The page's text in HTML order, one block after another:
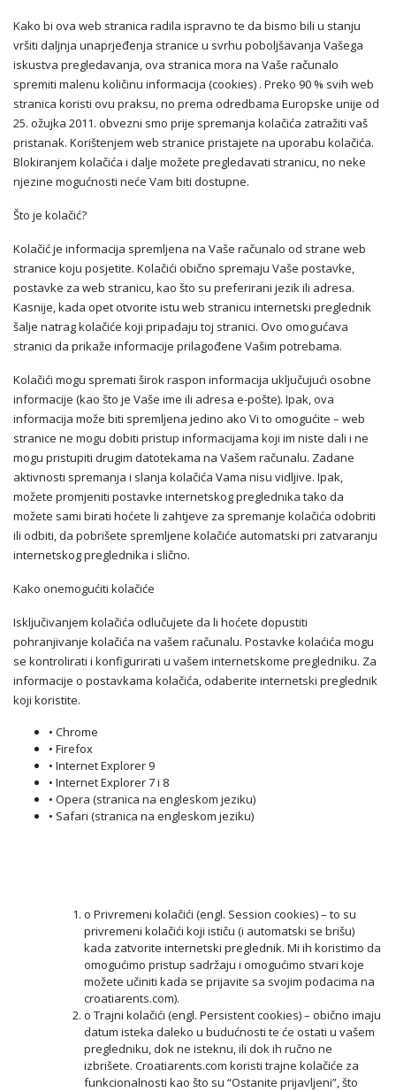
Kako bi ova web stranica radila ispravno te da bismo bili u stanju
vršiti daljnja unaprjeđenja stranice u svrhu poboljšavanja Vašega
iskustva pregledavanja, ova stranica mora na Vaše računalo
spremiti malenu količinu informacija (cookies) . Preko 90 % svih web
stranica koristi ovu praksu, no prema odredbama Europske unije od
25. ožujka 2011. obvezni smo prije spremanja kolačića zatražiti vaš
pristanak. Korištenjem web stranice pristajete na uporabu kolačića.
Blokiranjem kolačića i dalje možete pregledavati stranicu, no neke
njezine mogućnosti neće Vam biti dostupne.
Što je kolačić?
Kolačić je informacija spremljena na Vaše računalo od strane web
stranice koju posjetite. Kolačići obično spremaju Vaše postavke,
postavke za web stranicu, kao što su preferirani jezik ili adresa.
Kasnije, kada opet otvorite istu web stranicu internetski preglednik
šalje natrag kolačiće koji pripadaju toj stranici. Ovo omogućava
stranici da prikaže informacije prilagođene Vašim potrebama.
Kolačići mogu spremati širok raspon informacija uključujući osobne
informacije (kao što je Vaše ime ili adresa e-pošte). Ipak, ova
informacija može biti spremljena jedino ako Vi to omogućite – web
stranice ne mogu dobiti pristup informacijama koji im niste dali i ne
mogu pristupiti drugim datotekama na Vašem računalu. Zadane
aktivnosti spremanja i slanja kolačića Vama nisu vidljive. Ipak,
možete promjeniti postavke internetskog preglednika tako da
možete sami birati hoćete li zahtjeve za spremanje kolačića odobriti
ili odbiti, da pobrišete spremljene kolačiće automatski pri zatvaranju
internetskog preglednika i slično.
Kako onemogućiti kolačiće
Isključivanjem kolačića odlučujete da li hoćete dopustiti
pohranjivanje kolačića na vašem računalu. Postavke kolaćića mogu
se kontrolirati i konfigurirati u vašem internetskome pregledniku. Za
informacije o postavkama kolačića, odaberite internetski preglednik
koji koristite.
• Chrome
• Firefox
• Internet Explorer 9
• Internet Explorer 7 i 8
• Opera (stranica na engleskom jeziku)
• Safari (stranica na engleskom jeziku)
o Privremeni kolačići (engl. Session cookies) – to su
privremeni kolačići koji ističu (i automatski se brišu)
kada zatvorite internetski preglednik. Mi ih koristimo da
omogućimo pristup sadržaju i omogućimo stvari koje
možete učiniti kada se prijavite sa svojim podacima na
croatiarents.com).
o Trajni kolačići (engl. Persistent cookies) – obično imaju
datum isteka daleko u budućnosti te će ostati u vašem
pregledniku, dok ne isteknu, ili dok ih ručno ne
izbrišete. Croatiarents.com koristi trajne kolačiće za
funkcionalnosti kao što su “Ostanite prijavljeni”, što